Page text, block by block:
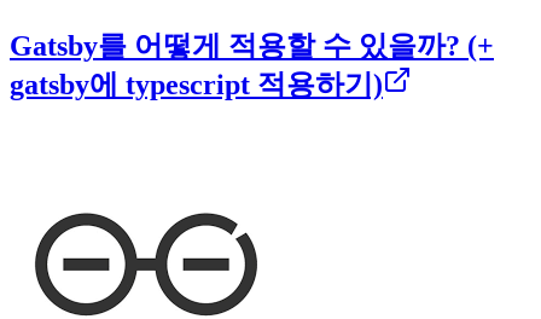
Gatsby를 어떻게 적용할 수 있을까? (+
gatsby에 typescript 적용하기)